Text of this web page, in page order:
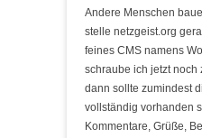
Andere Menschen
stelle netzgeist.org
feines CMS namens
schraube ich jetzt noch
dann sollte zumindest
vollständig vorhanden
Kommentare, Grüße,